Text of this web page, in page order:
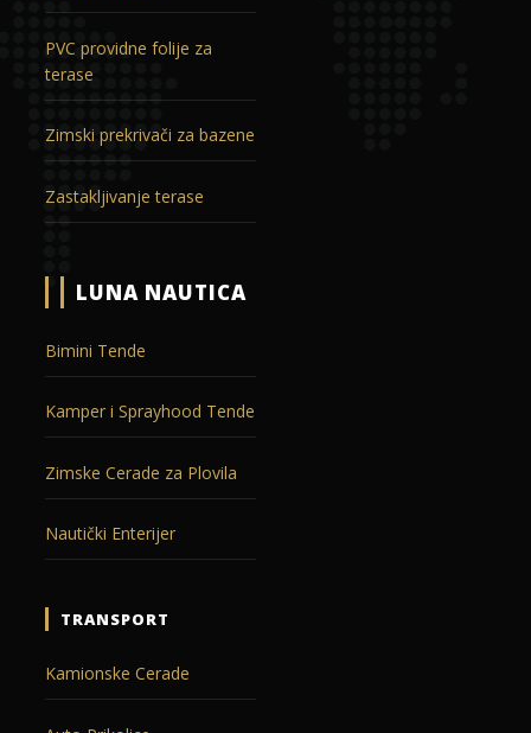
PVC providne folije za
terase
Zimski prekrivači za bazene
Zastakljivanje terase
LUNA NAUTICA
Bimini Tende
Kamper i Sprayhood Tende
Zimske Cerade za Plovila
Nautički Enterijer
TRANSPORT
Kamionske Cerade